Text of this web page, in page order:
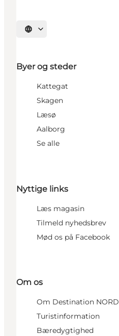
Vælg sprog
Byer og steder
Kattegat
Skagen
Læsø
Aalborg
Se alle
Nyttige links
Læs magasin
Tilmeld nyhedsbrev
Mød os på Facebook
Om os
Om Destination NORD
Turistinformation
Bæredygtighed